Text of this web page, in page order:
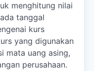
menghitung nilai
tanggal
kurs
yang digunakan
mata uang asing,
perusahaan.